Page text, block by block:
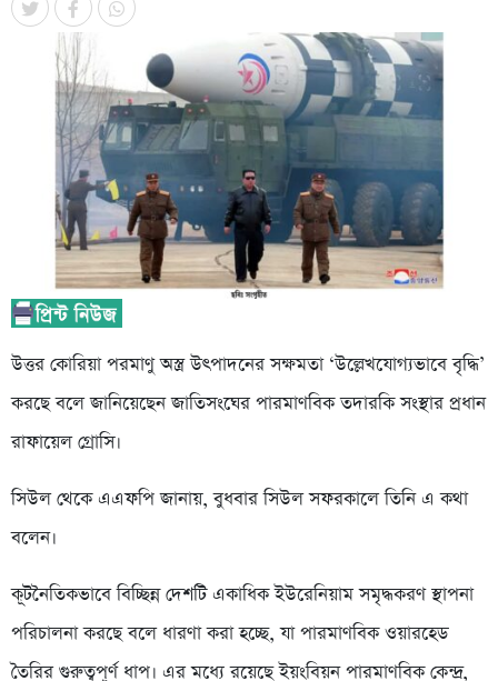
উত্তর কোরিয়া পরমাণু অস্ত্র উৎপাদনের সক্ষমতা ‘উল্লেখযোগ্যভাবে বৃদ্ধি’
করছে বলে জানিয়েছেন জাতিসংঘের পারমাণবিক তদারকি সংস্থার প্রধান
রাফায়েল গ্রোসি।
সিউল থেকে এএফপি জানায়, বুধবার সিউল সফরকালে তিনি এ কথা
বলেন।
কূটনৈতিকভাবে বিচ্ছিন্ন দেশটি একাধিক ইউরেনিয়াম সমৃদ্ধকরণ স্থাপনা
পরিচালনা করছে বলে ধারণা করা হচ্ছে, যা পারমাণবিক ওয়ারহেড
তৈরির গুরুত্বপূর্ণ ধাপ। এর মধ্যে রয়েছে ইয়ংবিয়ন পারমাণবিক কেন্দ্র,